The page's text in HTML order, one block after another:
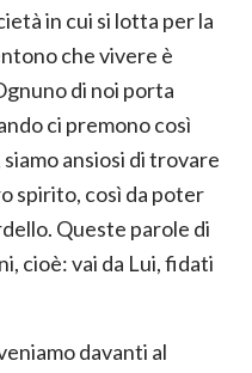
in cui si lotta per la
che vivere è
di noi porta
ci premono così
ansiosi di trovare
spirito, così da poter
Queste parole di
cioè: vai da Lui, fidati
davanti al